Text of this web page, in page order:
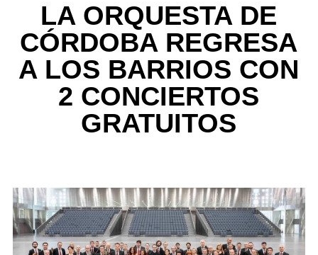
LA ORQUESTA DE
CÓRDOBA REGRESA
A LOS BARRIOS CON
2 CONCIERTOS
GRATUITOS